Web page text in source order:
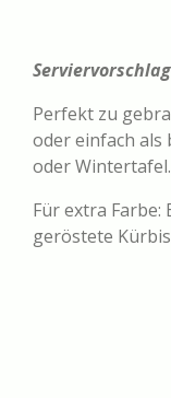
Serviervorschlag
Perfekt zu
oder einfach
oder Wintertafel.
Für extra
geröstete